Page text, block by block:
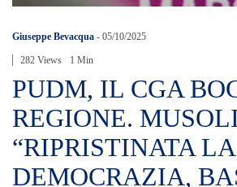
Giuseppe Bevacqua - 05/10/2025
282 Views 1 Min
PUDM, IL CGA
REGIONE.
“RIPRISTINATA LA
DEMOCRAZIA,